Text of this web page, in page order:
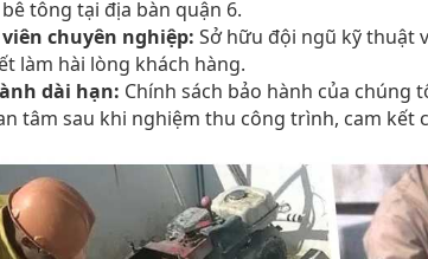
tông tại địa bàn quận 6.
chuyên nghiệp: Sở hữu đội ngũ kỹ thuật
làm hài lòng khách hàng.
dài hạn: Chính sách bảo hành của chúng
tâm sau khi nghiệm thu công trình, cam kết